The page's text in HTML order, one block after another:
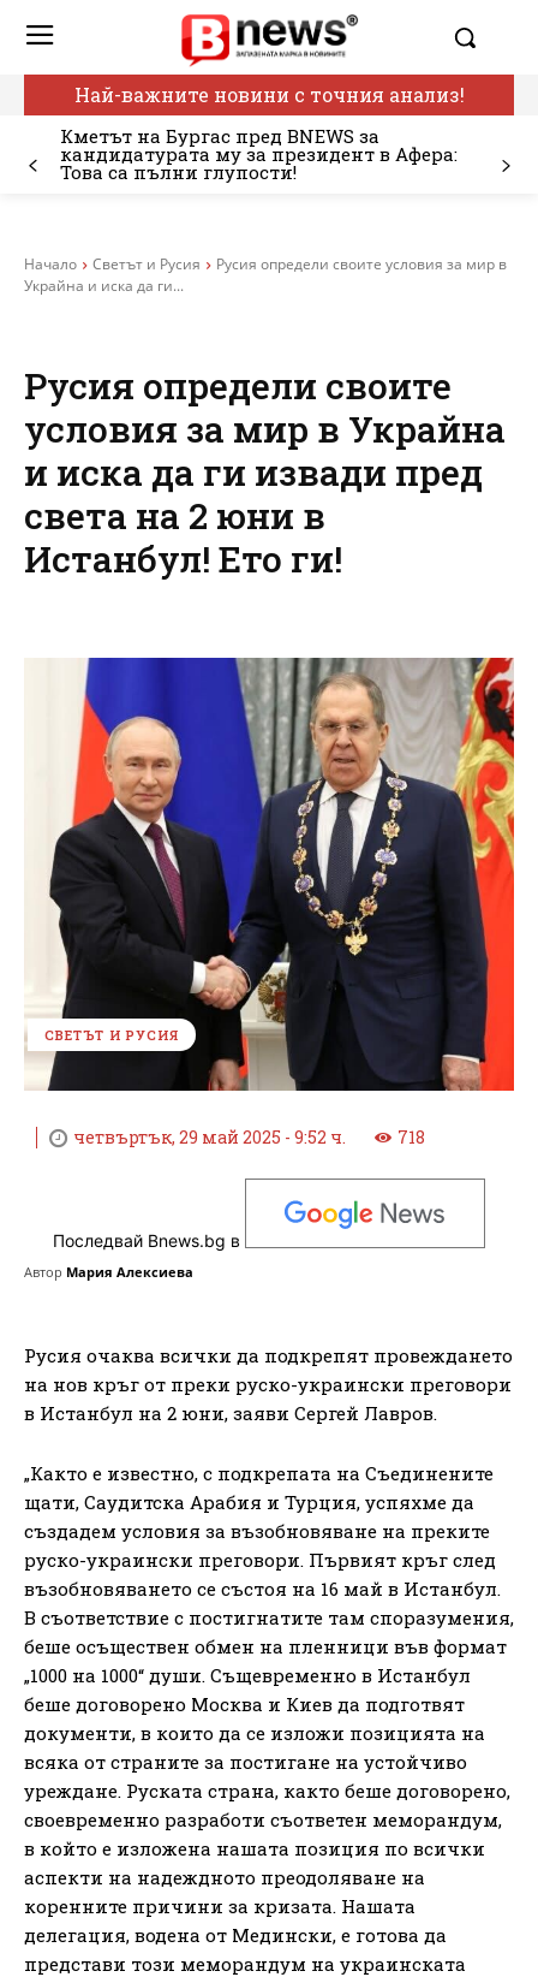
Най-важните новини с точния анализ!
Кметът на Бургас пред BNEWS за
кандидатурата му за президент в Афера:
Това са пълни глупости!
Начало Светът и Русия
Русия определи своите условия за мир в
Украйна и иска да ги...
Русия определи своите
условия за мир в Украйна
и иска да ги извади пред
света на 2 юни в
Истанбул! Ето ги!
СВЕТЪТ И РУСИЯ
четвъртък, 29 май 2025 - 9:52 ч. 718
Последвай Bnews.bg в
Автор Мария Алексиева
Русия очаква всички да подкрепят провеждането
на нов кръг от преки руско-украински преговори
в Истанбул на 2 юни, заяви Сергей Лавров.
„Както е известно, с подкрепата на Съединените
щати, Саудитска Арабия и Турция, успяхме да
създадем условия за възобновяване на преките
руско-украински преговори. Първият кръг след
възобновяването се състоя на 16 май в Истанбул.
В съответствие с постигнатите там споразумения,
беше осъществен обмен на пленници във формат
„1000 на 1000“ души. Същевременно в Истанбул
беше договорено Москва и Киев да подготвят
документи, в които да се изложи позицията на
всяка от страните за постигане на устойчиво
уреждане. Руската страна, както беше договорено,
своевременно разработи съответен меморандум,
в който е изложена нашата позиция по всички
аспекти на надеждното преодоляване на
коренните причини за кризата. Нашата
делегация, водена от Медински, е готова да
представи този меморандум на украинската